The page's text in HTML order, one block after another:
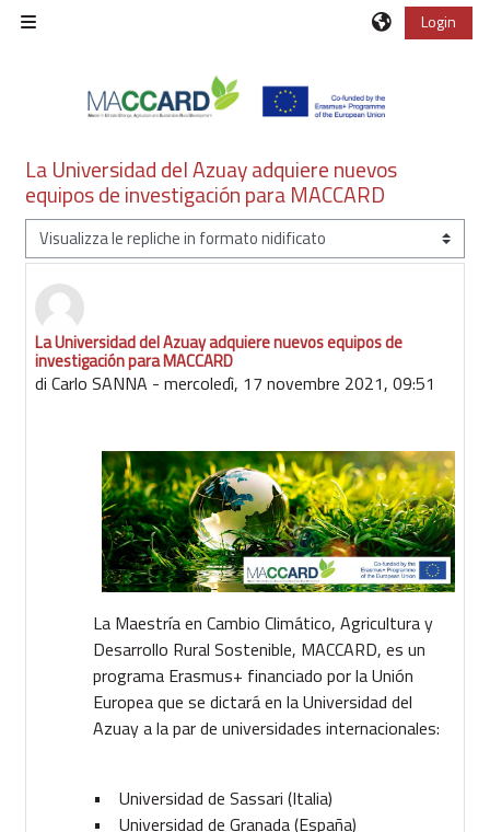
Vai al contenuto principale
Login
La Universidad del Azuay adquiere nuevos
equipos de investigación para MACCARD
Modalità visualizzazione
La Universidad del Azuay adquiere nuevos equipos de
investigación para MACCARD
di Carlo SANNA - mercoledì, 17 novembre 2021, 09:51
Numero di risposte: 0
La Maestría en Cambio Climático, Agricultura y
Desarrollo Rural Sostenible, MACCARD, es un
programa Erasmus+ financiado por la Unión
Europea que se dictará en la Universidad del
Azuay a la par de universidades internacionales:
• Universidad de Sassari (Italia)
• Universidad de Granada (España)